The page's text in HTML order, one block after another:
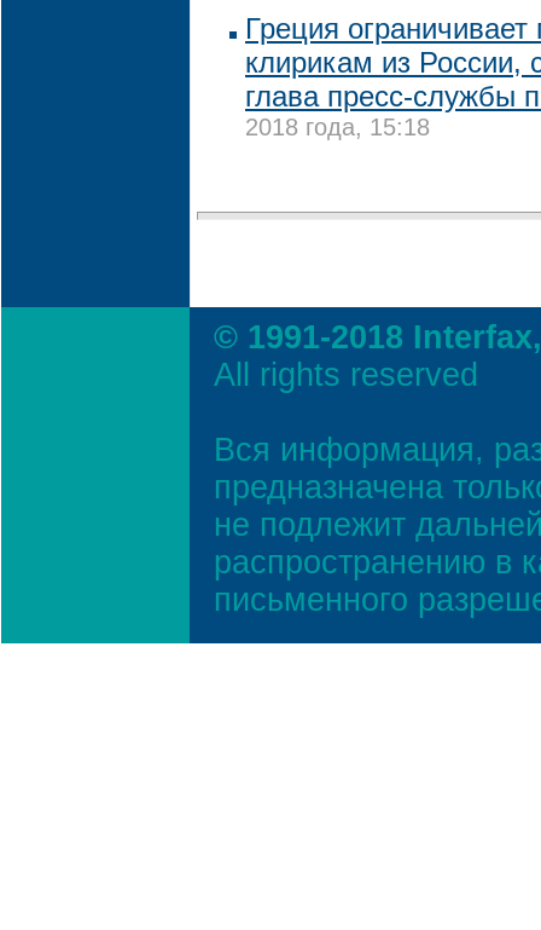
Греция
клирикам из России,
глава пресс-службы
2018 года, 15:18
© 1991-2018
All rights reserved
Вся информация,
предназначена
не подлежит
распространению в
письменного